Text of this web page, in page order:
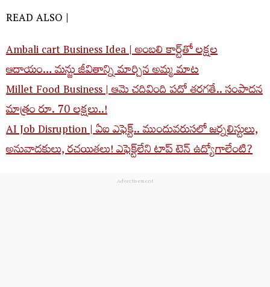
READ ALSO |
Ambali cart Business Idea | అంబలి కార్ట్‌తో లక్షల
ఆదాయం… మన్జు జీవితాన్ని మార్చిన అమ్మ మాట
Millet Food Business | ఆమె చ‌దివింది ప‌దో త‌ర‌గ‌తే.. సంపాద‌న
మాత్రం రూ. 70 ల‌క్ష‌లు..!
AI Job Disruption | ఏఐ ఎఫెక్ట్‌.. ముందువరుసలో జర్నలిస్టులు,
అనువాదకులు, రచయితలు! ఎఫెక్ట్‌లేని టాప్‌ టెన్‌ ఉద్యోగాలేంటి?